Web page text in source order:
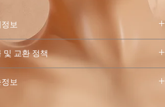
보
의 세부 사항들을 입력하세요. 제품의 크기, 재질, 관
등 친절하고 상세한 설명은 구매에 대한 확신을 심
니다. 제품의 어떤 부분이 소비자들에게 어필할 것인
및 교환 정책
보를 제공하세요.
보